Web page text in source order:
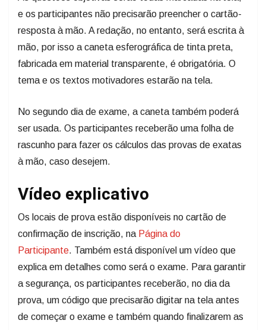
e os participantes não precisarão preencher o cartão-
resposta à mão. A redação, no entanto, será escrita à
mão, por isso a caneta esferográfica de tinta preta,
fabricada em material transparente, é obrigatória. O
tema e os textos motivadores estarão na tela.
No segundo dia de exame, a caneta também poderá
ser usada. Os participantes receberão uma folha de
rascunho para fazer os cálculos das provas de exatas
à mão, caso desejem.
Vídeo explicativo
Os locais de prova estão disponíveis no cartão de
confirmação de inscrição, na Página do
Participante. Também está disponível um vídeo que
explica em detalhes como será o exame. Para garantir
a segurança, os participantes receberão, no dia da
prova, um código que precisarão digitar na tela antes
de começar o exame e também quando finalizarem as